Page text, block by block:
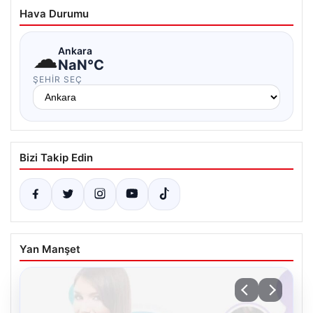
Hava Durumu
☁Ankara
NaN°C
ŞEHIR SEÇ
Bizi Takip Edin
Yan Manşet